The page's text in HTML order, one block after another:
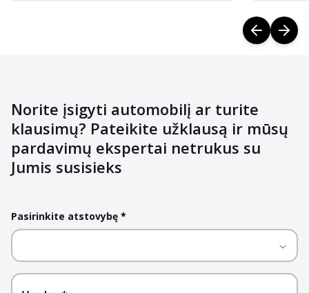
Norite įsigyti automobilį ar turite
klausimų? Pateikite užklausą ir mūsų
pardavimų ekspertai netrukus su
Jumis susisieks
Pasirinkite atstovybę *